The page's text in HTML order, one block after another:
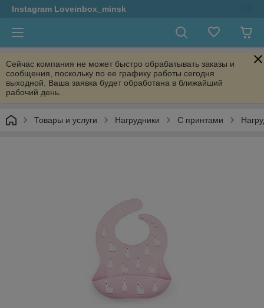
Instagram Loveinbox_minsk
Сейчас компания не может быстро обрабатывать заказы и
сообщения, поскольку по ее графику работы сегодня
выходной. Ваша заявка будет обработана в ближайший
рабочий день.
Товары и услуги Нагрудники С принтами